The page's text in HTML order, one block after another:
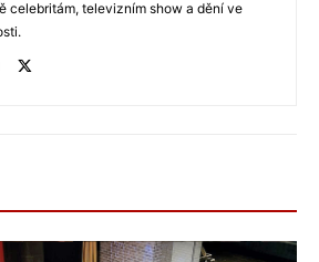
celebritám, televizním show a dění ve